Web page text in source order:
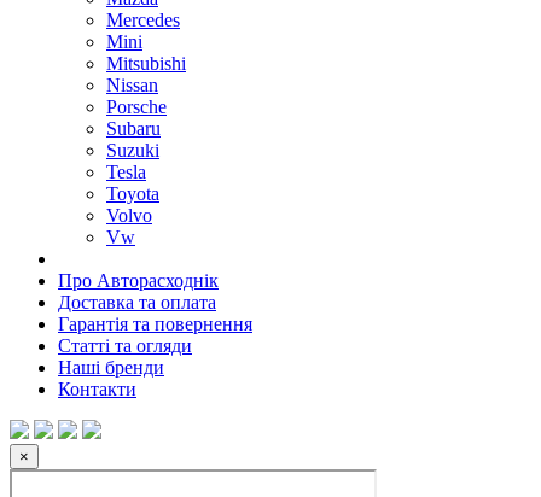
Mercedes
Mini
Mitsubishi
Nissan
Porsche
Subaru
Suzuki
Tesla
Toyota
Volvo
Vw
Про Авторасходнік
Доставка та оплата
Гарантія та повернення
Статті та огляди
Наші бренди
Контакти
×